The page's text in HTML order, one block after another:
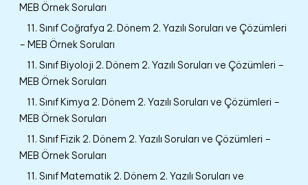
MEB Örnek Soruları
11. Sınıf Coğrafya 2. Dönem 2. Yazılı Soruları ve Çözümleri
– MEB Örnek Soruları
11. Sınıf Biyoloji 2. Dönem 2. Yazılı Soruları ve Çözümleri –
MEB Örnek Soruları
11. Sınıf Kimya 2. Dönem 2. Yazılı Soruları ve Çözümleri –
MEB Örnek Soruları
11. Sınıf Fizik 2. Dönem 2. Yazılı Soruları ve Çözümleri –
MEB Örnek Soruları
11. Sınıf Matematik 2. Dönem 2. Yazılı Soruları ve